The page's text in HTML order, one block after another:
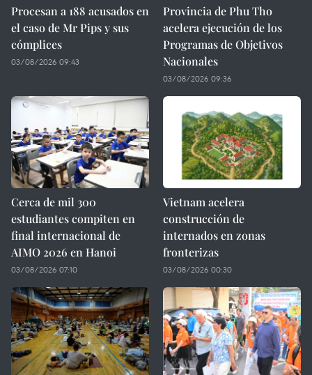
Procesan a 188 acusados en
el caso de Mr Pips y sus
cómplices
03/08/2026 09:43
Provincia de Phu Tho
acelera ejecución de los
Programas de Objetivos
Nacionales
03/08/2026 09:36
Cerca de mil 300
estudiantes compiten en
final internacional de
AIMO 2026 en Hanoi
03/08/2026 07:10
Vietnam acelera
construcción de
internados en zonas
fronterizas
03/08/2026 00:30